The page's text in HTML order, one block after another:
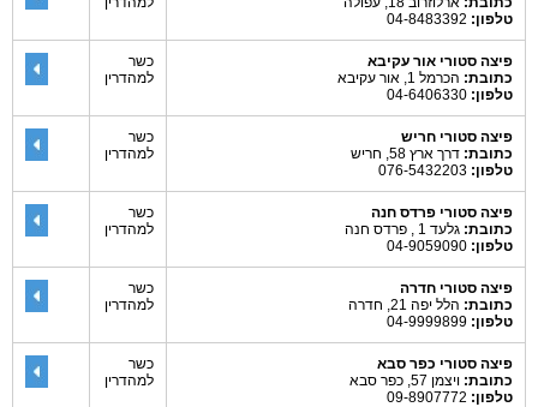
טלפון:
פיצה סטורי אור עקיבא
כתובת: הכרמל 1, אור עקיבא
טלפון:
כשר
למהדרין
פיצה סטורי חריש
כתובת: דרך ארץ 58, חריש
טלפון:
כשר
למהדרין
פיצה סטורי פרדס חנה
כתובת: גלעד 1 , פרדס חנה
טלפון:
כשר
למהדרין
פיצה סטורי חדרה
כתובת: הלל יפה 21, חדרה
טלפון:
כשר
למהדרין
פיצה סטורי כפר סבא
כתובת: ויצמן 57, כפר סבא
טלפון:
כשר
למהדרין